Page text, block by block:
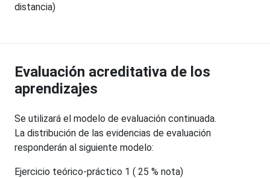
distancia)
Evaluación acreditativa de los
aprendizajes
Se utilizará el modelo de evaluación continuada.
La distribución de las evidencias de evaluación
responderán al siguiente modelo:
Ejercicio teórico-práctico 1 ( 25 % nota)